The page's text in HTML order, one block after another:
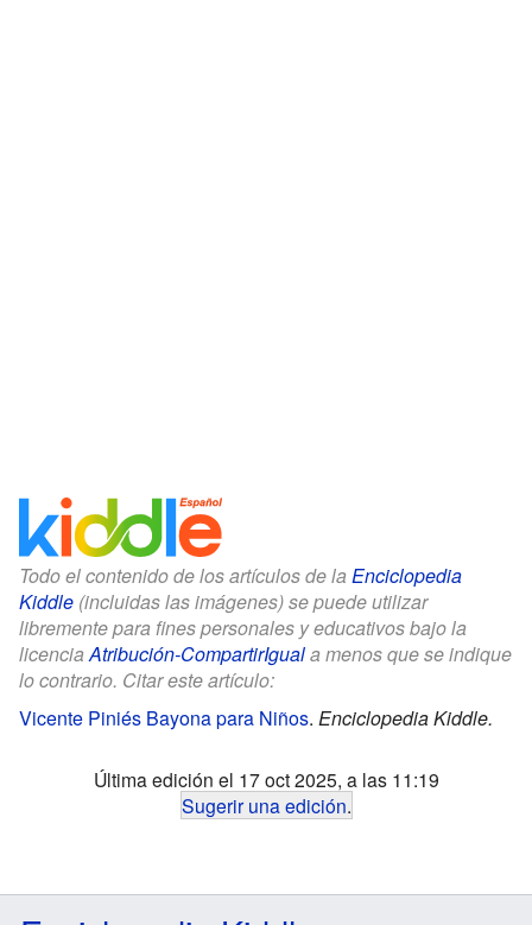
Todo el contenido de los artículos de la Enciclopedia
Kiddle (incluidas las imágenes) se puede utilizar
libremente para fines personales y educativos bajo la
licenciaAtribución-CompartirIguala menos que se indique
lo contrario. Citar este artículo:
Vicente Piniés Bayona para Niños. Enciclopedia Kiddle.
Última edición el 17 oct 2025, a las 11:19
Sugerir una edición.